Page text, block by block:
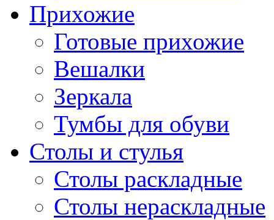
Прихожие
Готовые прихожие
Вешалки
Зеркала
Тумбы для обуви
Столы и стулья
Столы раскладные
Столы нераскладные